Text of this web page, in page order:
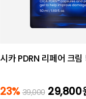
시카 PDRN 리페어 크
23% 39,000 29,800